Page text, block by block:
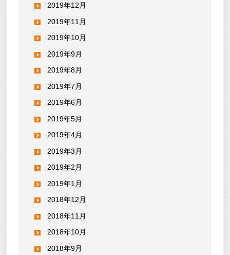
2019年12月
2019年11月
2019年10月
2019年9月
2019年8月
2019年7月
2019年6月
2019年5月
2019年4月
2019年3月
2019年2月
2019年1月
2018年12月
2018年11月
2018年10月
2018年9月